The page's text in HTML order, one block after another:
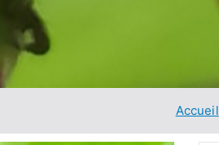
Accueil